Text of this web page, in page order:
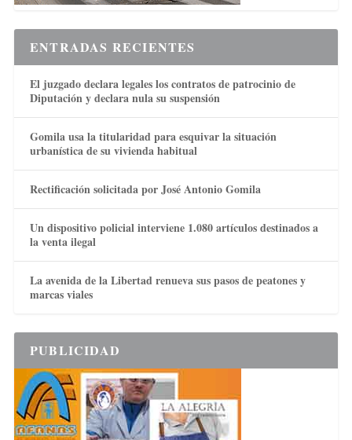
ENTRADAS RECIENTES
El juzgado declara legales los contratos de patrocinio de
Diputación y declara nula su suspensión
Gomila usa la titularidad para esquivar la situación
urbanística de su vivienda habitual
Rectificación solicitada por José Antonio Gomila
Un dispositivo policial interviene 1.080 artículos destinados a
la venta ilegal
La avenida de la Libertad renueva sus pasos de peatones y
marcas viales
PUBLICIDAD